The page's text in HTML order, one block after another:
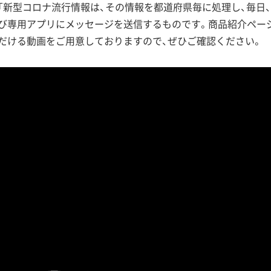
新型コロナ流行情報は、その情報を都道府県毎に処理し、毎日
び専用アプリにメッセージを送信するものです。商品紹介ペー
ける動画をご用意しておりますので、ぜひご確認ください。